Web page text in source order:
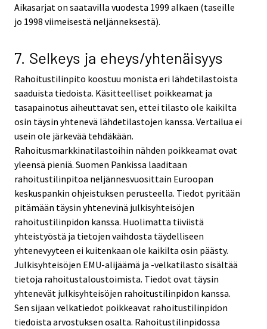
Aikasarjat on saatavilla vuodesta 1999 alkaen (taseille
jo 1998 viimeisestä neljänneksestä).
7. Selkeys ja eheys/yhtenäisyys
Rahoitustilinpito koostuu monista eri lähdetilastoista
saaduista tiedoista. Käsitteelliset poikkeamat ja
tasapainotus aiheuttavat sen, ettei tilasto ole kaikilta
osin täysin yhtenevä lähdetilastojen kanssa. Vertailua ei
usein ole järkevää tehdäkään.
Rahoitusmarkkinatilastoihin nähden poikkeamat ovat
yleensä pieniä. Suomen Pankissa laaditaan
rahoitustilinpitoa neljännesvuosittain Euroopan
keskuspankin ohjeistuksen perusteella. Tiedot pyritään
pitämään täysin yhtenevinä julkisyhteisöjen
rahoitustilinpidon kanssa. Huolimatta tiiviistä
yhteistyöstä ja tietojen vaihdosta täydelliseen
yhtenevyyteen ei kuitenkaan ole kaikilta osin päästy.
Julkisyhteisöjen EMU-alijäämä ja -velkatilasto sisältää
tietoja rahoitustaloustoimista. Tiedot ovat täysin
yhtenevät julkisyhteisöjen rahoitustilinpidon kanssa.
Sen sijaan velkatiedot poikkeavat rahoitustilinpidon
tiedoista arvostuksen osalta. Rahoitustilinpidossa